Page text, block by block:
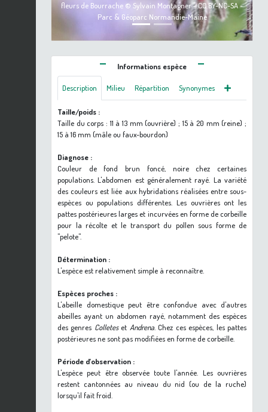
fleurs de Bourrache © Sylvain Montagner - CC BY-NC-SA -
Parc & Géoparc Normandie-Maine
Informations espèce
Description Milieu Répartition Synonymes
Taille/poids :
Taille du corps : 11 à 13 mm (ouvrière) ; 15 à 20 mm (reine) ;
15 à 16 mm (mâle ou faux-bourdon)
Diagnose :
Couleur de fond brun foncé, noire chez certaines
populations. L'abdomen est généralement rayé. La variété
des couleurs est liée aux hybridations réalisées entre sous-
espèces ou populations différentes. Les ouvrières ont les
pattes postérieures larges et incurvées en forme de corbeille
pour la récolte et le transport du pollen sous forme de
"pelote".
Détermination :
L'espèce est relativement simple à reconnaître.
Espèces proches :
L'abeille domestique peut être confondue avec d'autres
abeilles ayant un abdomen rayé, notamment des espèces
des genres Colleteset Andrena. Chez ces espèces, les pattes
postérieures ne sont pas modifiées en forme de corbeille.
Période d’observation :
L'espèce peut être observée toute l'année. Les ouvrières
restent cantonnées au niveau du nid (ou de la ruche)
lorsqu'il fait froid.